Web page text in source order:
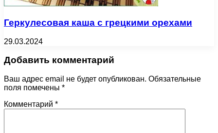
Геркулесовая каша с грецкими орехами
29.03.2024
Добавить комментарий
Ваш адрес email не будет опубликован. Обязательные
поля помечены *
Комментарий *